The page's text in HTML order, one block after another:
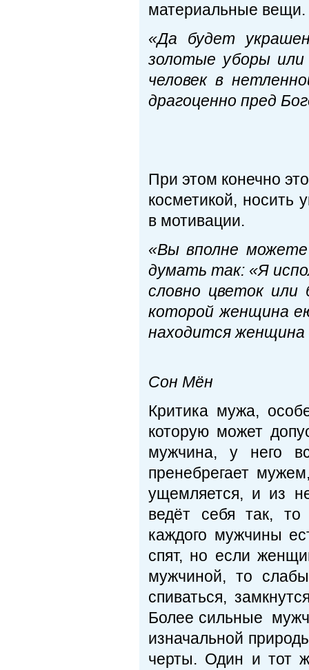
материальные вещи.
«Да будет
золотые уборы или
человек в
драгоценно пред
При этом конечно
косметикой, носить
в мотивации.
«Вы вполне
думать так: «Я
словно цветок или
которой женщина
находится
Сон Мён
Критика мужа,
которую может
мужчина, у него
пренебрегает
ущемляется, и из
ведёт себя так,
каждого мужчины
спят, но если
мужчиной, то
спиваться,
Более сильные
изначальной
черты. Один и тот